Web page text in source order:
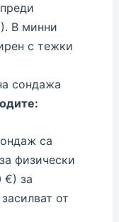
В минни
с тежки
сондажа
са
физически
€) за
от